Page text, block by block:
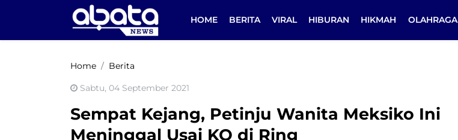
HOME BERITA VIRAL HIBURAN HIKMAH OLAHRAGA
Home Berita
Sabtu, 04 September 2021
Sempat Kejang, Petinju Wanita Meksiko Ini
Meninggal Usai KO di Ring